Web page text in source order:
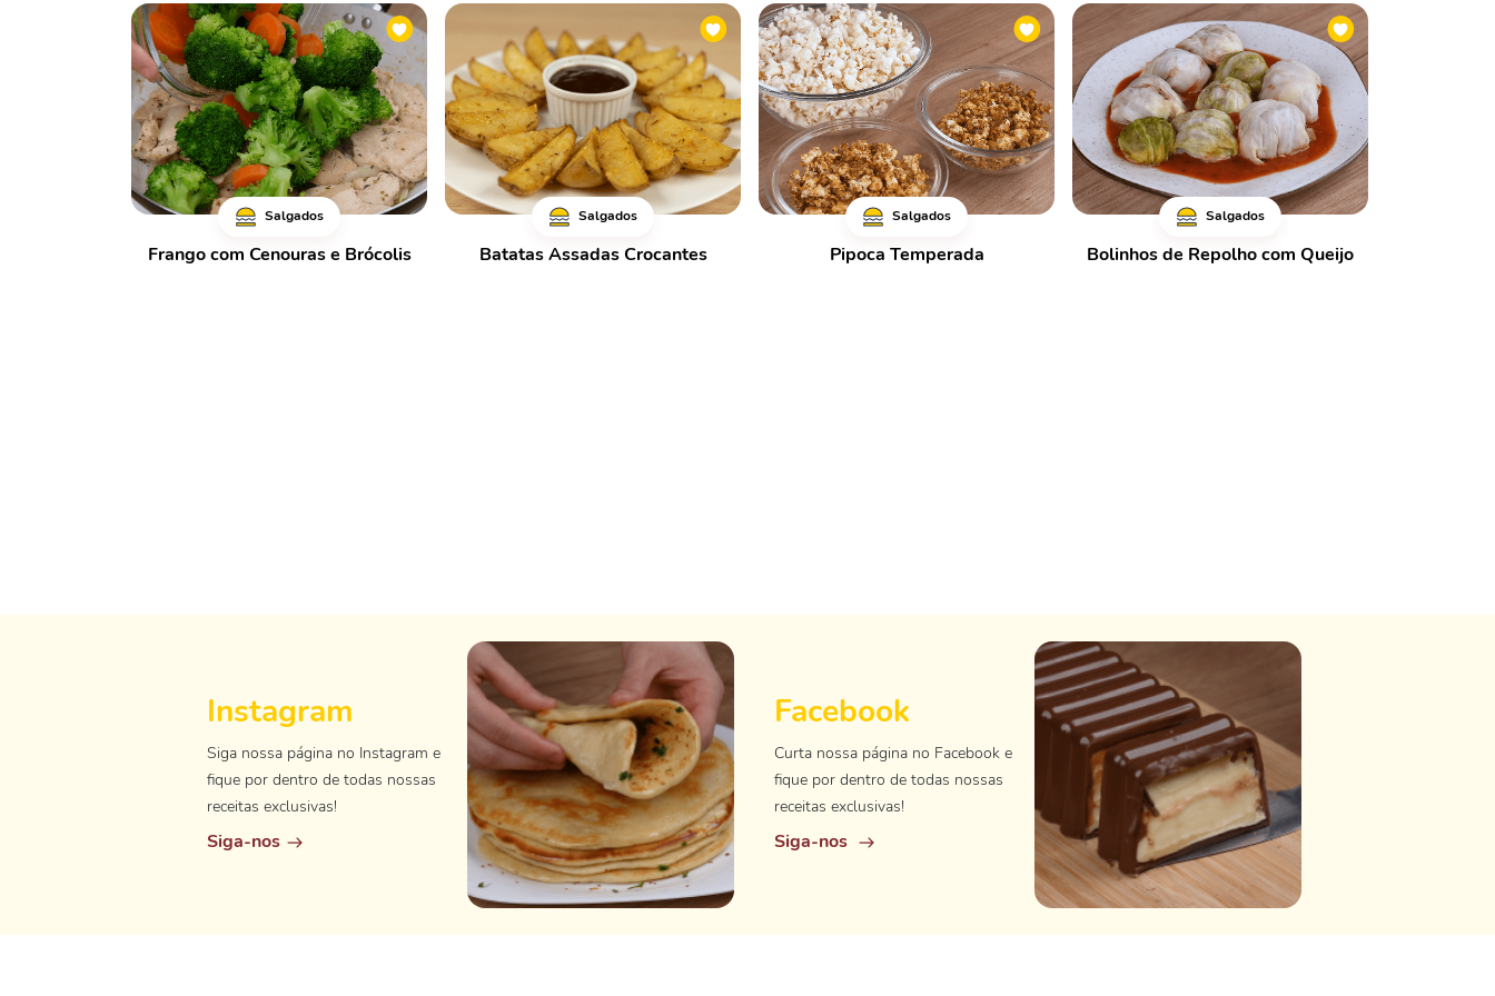
Salgados
Frango com Cenouras e Brócolis
Salgados
Batatas Assadas Crocantes
Salgados
Pipoca Temperada
Salgados
Bolinhos de Repolho com Queijo
Instagram
Siga nossa página no Instagram e
fique por dentro de todas nossas
receitas exclusivas!
Siga-nos
Facebook
Curta nossa página no Facebook e
fique por dentro de todas nossas
receitas exclusivas!
Siga-nos